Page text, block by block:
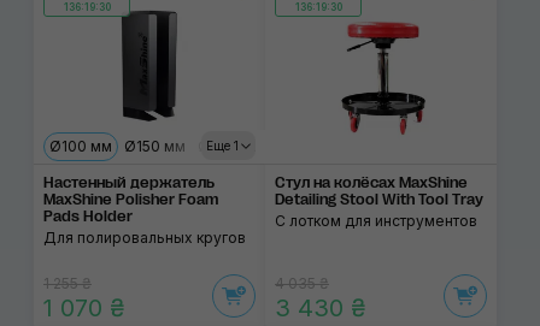
136:19:29
Еще 1
Ø100 мм Ø150 мм Ø180 мм
Настенный держатель
MaxShine Polisher Foam
Pads Holder
Для полировальных кругов
1 255 ₴
1 070 ₴
136:19:29
Стул на колёсах MaxShine
Detailing Stool With Tool Tray
С лотком для инструментов
4 035 ₴
3 430 ₴